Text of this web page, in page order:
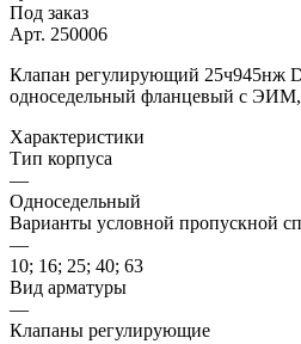
Под заказ
Арт. 250006
Клапан регулирующий 25ч945нж
односедельный фланцевый с ЭИМ,
Характеристики
Тип корпуса
—
Односедельный
Варианты условной пропускной
—
10; 16; 25; 40; 63
Вид арматуры
—
Клапаны регулирующие